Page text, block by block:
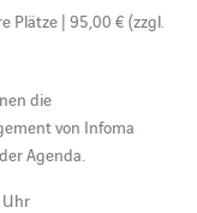
Plätze | 95,00 € (zzgl.
die
von Infoma
Agenda.